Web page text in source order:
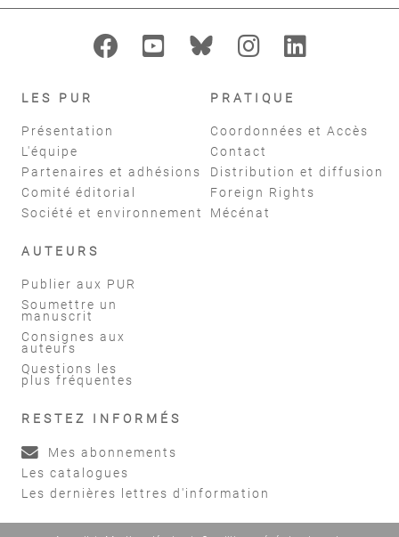
LES PUR
Présentation
L'équipe
Partenaires et adhésions
Comité éditorial
Société et environnement
PRATIQUE
Coordonnées et Accès
Contact
Distribution et diffusion
Foreign Rights
Mécénat
AUTEURS
Publier aux PUR
Soumettre un
manuscrit
Consignes aux
auteurs
Questions les
plus fréquentes
RESTEZ INFORMÉS
Mes abonnements
Les catalogues
Les dernières lettres d'information